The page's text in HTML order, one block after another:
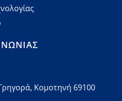
Κομοτηνή 69100